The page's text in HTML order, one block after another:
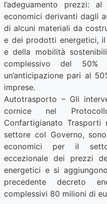
l’adeguamento prezzi:
economici derivanti dagli
di alcuni materiali da
e dei prodotti energetici,
e della mobilità
complessivo del
un’anticipazione pari al
imprese.
Autotrasporto – Gli
cornice nel
Confartigianato Trasporti
settore col Governo,
economici per il
eccezionale dei prezzi
energetici e si
precedente decreto
complessivi 80 milioni di